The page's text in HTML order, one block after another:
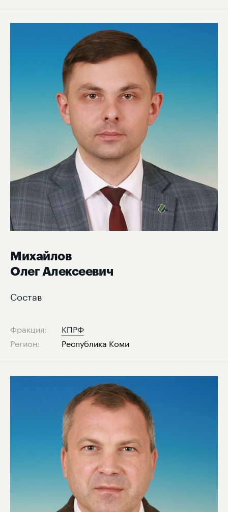
Михайлов
Олег Алексеевич
Состав
Фракция:
КПРФ
Регион:
Республика Коми